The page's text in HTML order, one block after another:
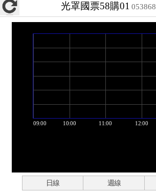
光罩國票58購01 053868
日線 週線